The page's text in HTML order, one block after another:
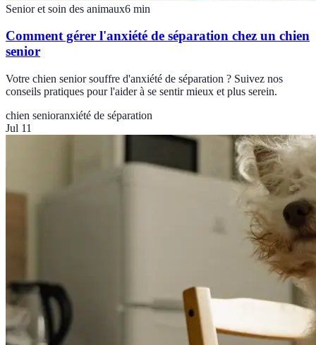
Senior et soin des animaux6 min
Comment gérer l'anxiété de séparation chez un chien
senior
Votre chien senior souffre d'anxiété de séparation ? Suivez nos
conseils pratiques pour l'aider à se sentir mieux et plus serein.
chien senioranxiété de séparation
Jul 11